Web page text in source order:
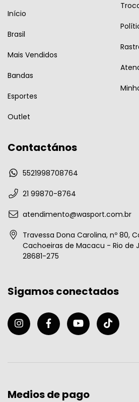
Início
Brasil
Mais Vendidos
Bandas
Esportes
Outlet
Contactános
5521998708764
21 99870-8764
atendimento@wasport.com.br
Travessa Dona Carolina, nº 80,
Cachoeiras de Macacu - Rio de
28681-275
Sigamos conectados
Medios de pago